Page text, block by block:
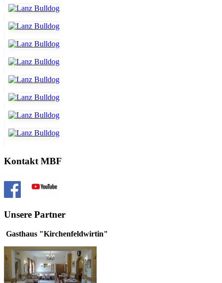
Kontakt MBF
Unsere Partner
Gasthaus "Kirchenfeldwirtin"